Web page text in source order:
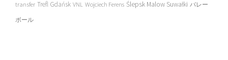
transfer Trefl Gdańsk VNL Wojciech Ferens Ślepsk Malow Suwałki バレー
ボール